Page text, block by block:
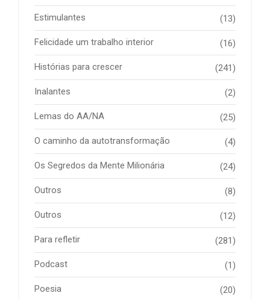
Estimulantes (13)
Felicidade um trabalho interior (16)
Histórias para crescer (241)
Inalantes (2)
Lemas do AA/NA (25)
O caminho da autotransformação (4)
Os Segredos da Mente Milionária (24)
Outros (8)
Outros (12)
Para refletir (281)
Podcast (1)
Poesia (20)